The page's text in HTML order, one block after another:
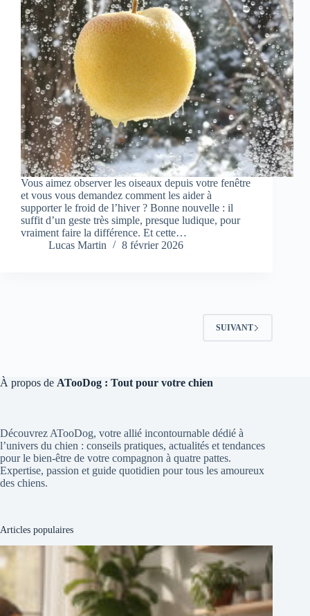
Vous aimez observer les oiseaux depuis votre fenêtre
et vous vous demandez comment les aider à
supporter le froid de l’hiver ? Bonne nouvelle : il
suffit d’un geste très simple, presque ludique, pour
vraiment faire la différence. Et cette…
Lucas Martin
8 février 2026
SUIVANT
À propos de ATooDog : Tout pour votre chien
Découvrez ATooDog, votre allié incontournable dédié à
l’univers du chien : conseils pratiques, actualités et tendances
pour le bien-être de votre compagnon à quatre pattes.
Expertise, passion et guide quotidien pour tous les amoureux
des chiens.
Articles populaires